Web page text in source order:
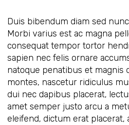
Duis bibendum diam sed
Morbi varius est ac magna
consequat tempor tortor
sapien nec felis ornare
natoque penatibus et magnis
montes, nascetur ridiculus
dui nec dapibus placerat,
amet semper justo arcu a
eleifend, dictum erat placerat,